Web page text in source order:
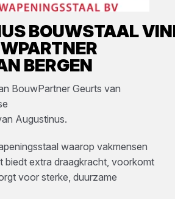
BOUWSTAAL
BERGEN
BouwPartner Geurts van
Augustinus.
waarop vakmensen
biedt extra draagkracht, voorkomt
voor sterke, duurzame